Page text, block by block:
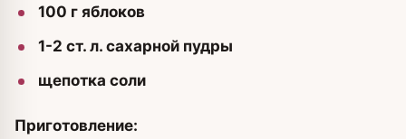
100 г яблоков
1-2 ст. л. сахарной пудры
щепотка соли
Приготовление: